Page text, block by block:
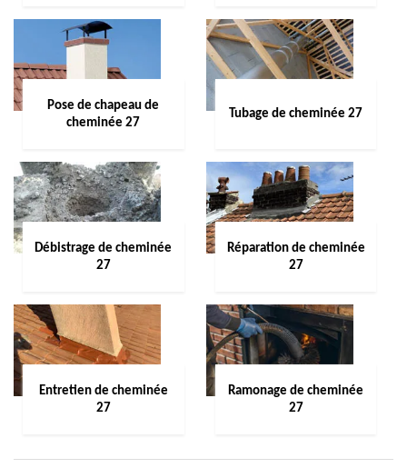
Pose de chapeau de
cheminée 27
Tubage de cheminée 27
Débistrage de cheminée
27
Réparation de cheminée
27
Entretien de cheminée
27
Ramonage de cheminée
27